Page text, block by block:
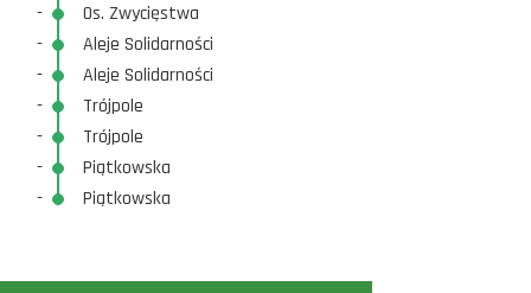
-
Os. Zwycięstwa
-
Aleje Solidarności
-
Aleje Solidarności
-
Trójpole
-
Trójpole
-
Piątkowska
-
Piątkowska